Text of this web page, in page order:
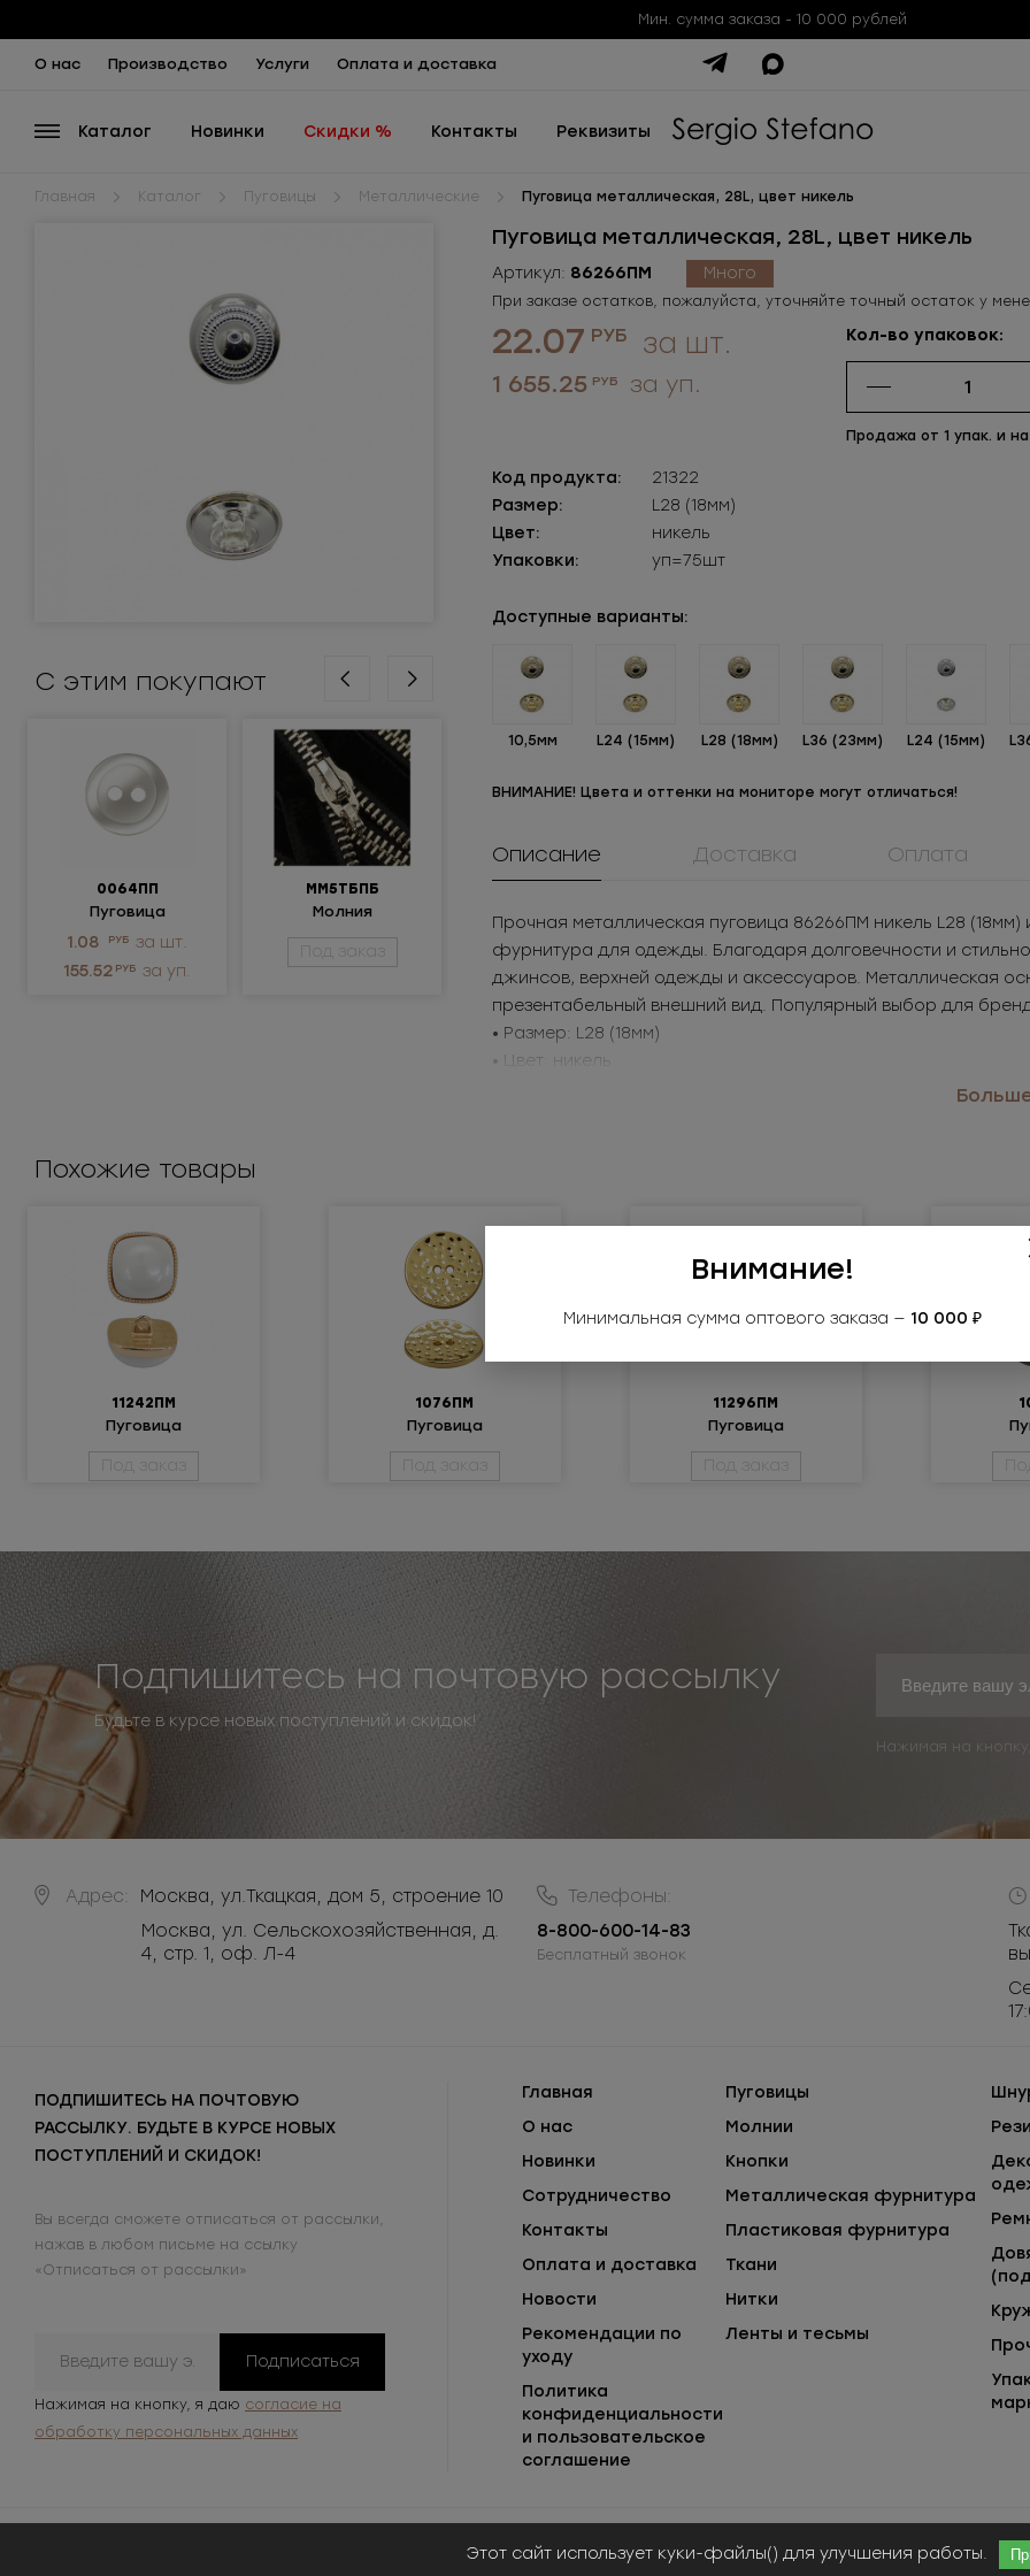
Мин. сумма заказа - 10 000 рублей
О нас Производство Услуги Оплата и доставка
Каталог Новинки Скидки % Контакты Реквизиты
Главная Каталог Пуговицы Металлические Пуговица металлическая, 28L, цвет никель
С этим покупают
0064ПП
Пуговица
пластиковая
1.08 РУБ за шт.
155.52 РУБ за уп.
ММ5ТБПБ
Молния
металлическая
разъемная 5Т
Под заказ
нижнего белья
3.05
за шт.
1 525
за уп.
пластиковая
1.08
за шт.
155.52
за уп.
Молния
разъемная
Под заказ
Пуговица металлическая, 28L, цвет никель
Артикул: 86266ПМ Много
При заказе остатков, пожалуйста, уточняйте точный остаток у
22.07 РУБ за шт.
1 655.25 РУБ за уп.
Кол-во упаковок:
Продажа от 1 упак. и
Код продукта:
21322
Размер:
L28 (18мм)
Цвет:
никель
Упаковки:
уп=75шт
Доступные варианты:
10,5мм L24 (15мм) L28 (18мм) L36 (23мм) L24 (15мм)
ВНИМАНИЕ! Цвета и оттенки на мониторе могут отличаться!
Описание Доставка Оплата
Прочная металлическая пуговица 86266ПМ никель L28
фурнитура для одежды. Благодаря долговечности и
джинсов, верхней одежды и аксессуаров. Металлическая
презентабельный внешний вид. Популярный выбор для
• Размер: L28 (18мм)
• Цвет: никель
Похожие товары
11242ПМ
Пуговица
металлическая
Под заказ
1076ПМ
Пуговица
металлическая
Под заказ
11296ПМ
Пуговица
металлическая
Под заказ
Подпишитесь на почтовую рассылку
Будьте в курсе новых поступлений и скидок!
Нажимая на
Адрес: Москва, ул.Ткацкая, дом 5, строение 10
Москва, ул. Сельскохозяйственная, д.
4, стр. 1, оф. Л-4
Телефоны:
8-800-600-14-83
Бесплатный звонок
ПОДПИШИТЕСЬ НА ПОЧТОВУЮ
РАССЫЛКУ. БУДЬТЕ В КУРСЕ НОВЫХ
ПОСТУПЛЕНИЙ И СКИДОК!
Вы всегда сможете отписаться от рассылки,
нажав в любом письме на ссылку
«Отписаться от рассылки»
Подписаться
Нажимая на кнопку, я даю согласие на
обработку персональных данных
Главная
О нас
Новинки
Сотрудничество
Контакты
Оплата и доставка
Новости
Рекомендации по
уходу
Политика
конфиденциальности
и пользовательское
соглашение
Пуговицы
Молнии
Кнопки
Металлическая фурнитура
Пластиковая фурнитура
Ткани
Нитки
Ленты и тесьмы
Публичная оферта © ООО «Сержио Стефано», 2026
Внимание!
Минимальная сумма оптового заказа — 10 000 ₽
Этот сайт использует куки-файлы() для улучшения работы.